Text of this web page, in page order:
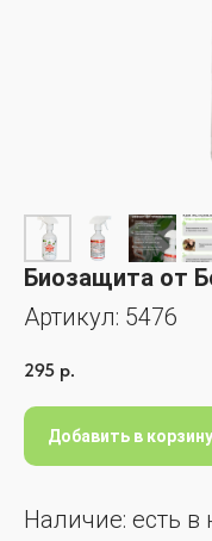
Биозащита от
Артикул: 5476
295 р.
Добавить в корзину
Наличие: есть в